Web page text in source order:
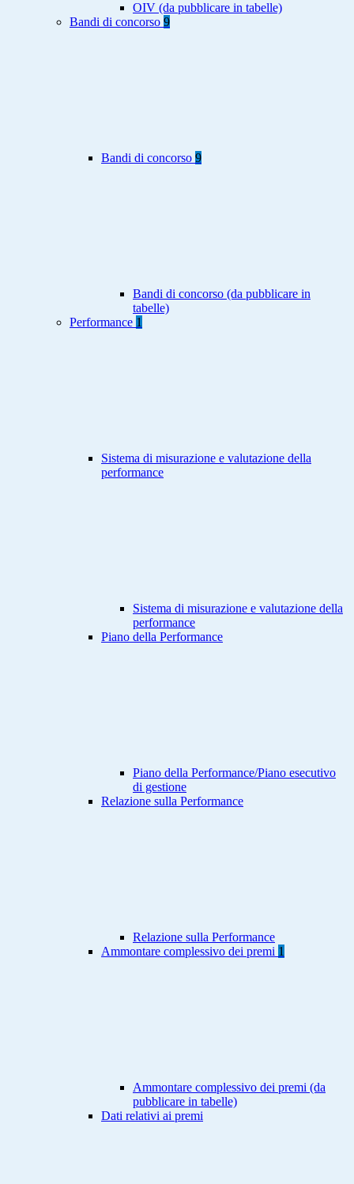
OIV (da pubblicare in tabelle)
Bandi di concorso 9
Bandi di concorso 9
Bandi di concorso (da pubblicare in
tabelle)
Performance 1
Sistema di misurazione e valutazione della
performance
Sistema di misurazione e valutazione della
performance
Piano della Performance
Piano della Performance/Piano esecutivo
di gestione
Relazione sulla Performance
Relazione sulla Performance
Ammontare complessivo dei premi 1
Ammontare complessivo dei premi (da
pubblicare in tabelle)
Dati relativi ai premi